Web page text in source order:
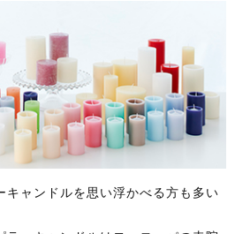
キャンドルを思い浮かべる方も多い